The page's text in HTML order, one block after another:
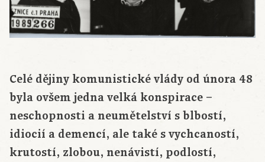
Celé dějiny komunistické vlády od února 48
byla ovšem jedna velká konspirace –
neschopnosti a neumětelství s blbostí,
idiocií a demencí, ale také s vychcaností,
krutostí, zlobou, nenávistí, podlostí,